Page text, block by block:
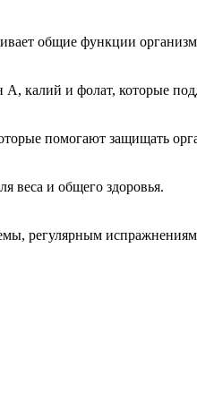
общие функции
A, калий и фолат, которые
помогают защищать
веса и общего здоровья.
регулярным